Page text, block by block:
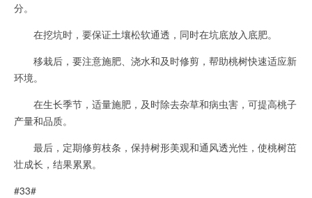
分。
在挖坑时，要保证土壤松软通透，同时在坑底放入底肥。
移栽后，要注意施肥、浇水和及时修剪，帮助桃树快速适应新
环境。
在生长季节，适量施肥，及时除去杂草和病虫害，可提高桃子
产量和品质。
最后，定期修剪枝条，保持树形美观和通风透光性，使桃树茁
壮成长，结果累累。
#33#